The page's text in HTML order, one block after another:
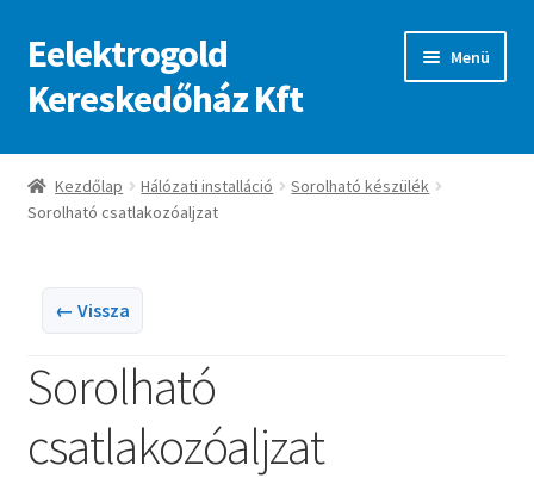
Ugrás
a
navigációhoz
Kilépés
a
tartalomba
Eelektrogold
Kereskedőház Kft
Menü
Kezdőlap
A fiókom
ajanlatkeres
Kezdőlap Hálózati installáció
Sorolható készülék
Sorolható csatlakozóaljzat
← Vissza
Sorolható
csatlakozóaljzat